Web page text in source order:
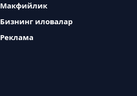
Макфийлик
Бизнинг иловалар
Реклама